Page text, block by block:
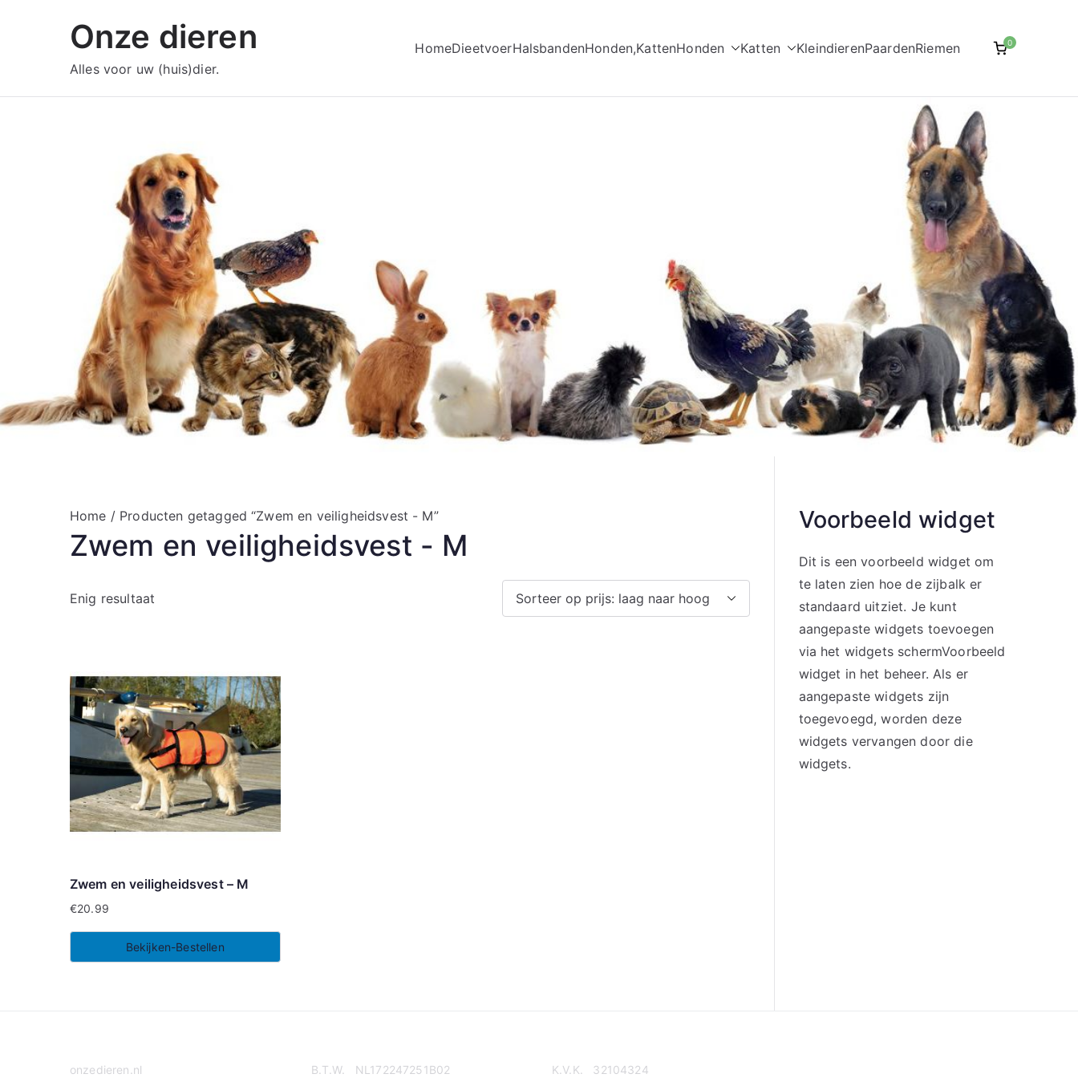
Onze dieren
Alles voor uw (huis)dier.
HomeDieetvoerHalsbandenHonden,KattenHonden Katten KleindierenPaardenRiemen 0
Home / Producten getagged “Zwem en veiligheidsvest - M”
Zwem en veiligheidsvest - M
Enig resultaat
Zwem en veiligheidsvest – M
€20.99
Bekijken-Bestellen
Voorbeeld widget
Dit is een voorbeeld widget om
te laten zien hoe de zijbalk er
standaard uitziet. Je kunt
aangepaste widgets toevoegen
via het widgets schermVoorbeeld
widget in het beheer. Als er
aangepaste widgets zijn
toegevoegd, worden deze
widgets vervangen door die
widgets.
onzedieren.nl B.T.W. NL172247251B02 K.V.K. 32104324